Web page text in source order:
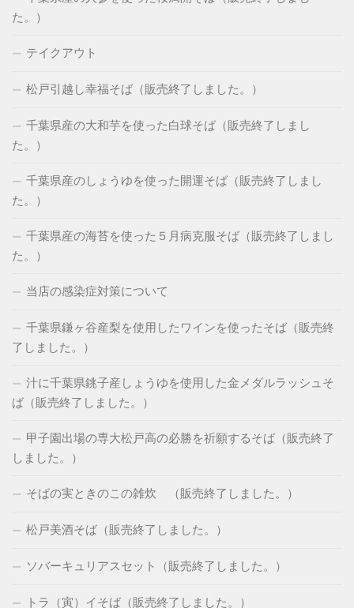
た。）
テイクアウト
松戸引越し幸福そば（販売終了しました。）
千葉県産の大和芋を使った白球そば（販売終了しまし
た。）
千葉県産のしょうゆを使った開運そば（販売終了しまし
た。）
千葉県産の海苔を使った５月病克服そば（販売終了しまし
た。）
当店の感染症対策について
千葉県鎌ヶ谷産梨を使用したワインを使ったそば（販売終
了しました。）
汁に千葉県銚子産しょうゆを使用した金メダルラッシュそ
ば（販売終了しました。）
甲子園出場の専大松戸高の必勝を祈願するそば（販売終了
しました。）
そばの実ときのこの雑炊 （販売終了しました。）
松戸美酒そば（販売終了しました。）
ソバーキュリアスセット（販売終了しました。）
トラ（寅）イそば（販売終了しました。）